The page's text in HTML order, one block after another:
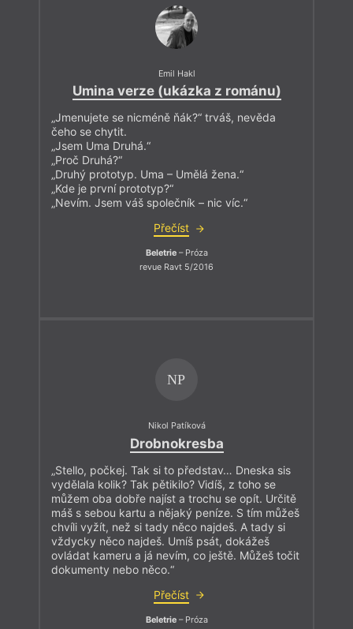
Emil Hakl
Umina verze (ukázka z románu)
„Jmenujete se nicméně ňák?“ trváš, nevěda
čeho se chytit.
„Jsem Uma Druhá.“
„Proč Druhá?“
„Druhý prototyp. Uma – Umělá žena.“
„Kde je první prototyp?“
„Nevím. Jsem váš společník – nic víc.“
Přečíst
Beletrie– Próza
revue Ravt 5/2016
NP
Nikol Patíková
Drobnokresba
„Stello, počkej. Tak si to představ… Dneska sis
vydělala kolik? Tak pětikilo? Vidíš, z toho se
můžem oba dobře najíst a trochu se opít. Určitě
máš s sebou kartu a nějaký peníze. S tím můžeš
chvíli vyžít, než si tady něco najdeš. A tady si
vždycky něco najdeš. Umíš psát, dokážeš
ovládat kameru a já nevím, co ještě. Můžeš točit
dokumenty nebo něco.“
Přečíst
Beletrie– Próza